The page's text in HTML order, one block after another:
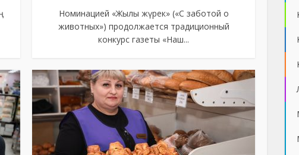
Номинацией «Жылы жүрек» («С заботой о
животных») продолжается традиционный
конкурс газеты «Наш...